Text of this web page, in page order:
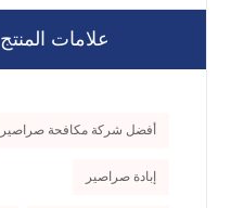
علامات المنتج
أفضل شركة مكافحة صراصير
إبادة صراصير